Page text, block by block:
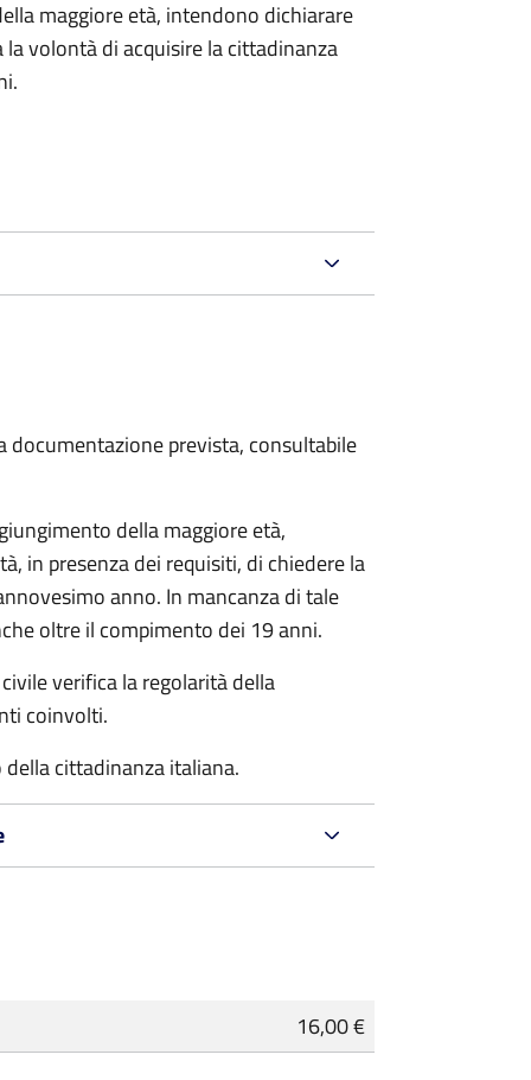
maggiore età, intendono dichiarare
volontà di acquisire la cittadinanza
prevista, consultabile
della maggiore età,
in presenza dei requisiti, di chiedere la
anno. In mancanza di tale
oltre il compimento dei 19 anni.
verifica la regolarità della
coinvolti.
cittadinanza italiana.
16,00 €